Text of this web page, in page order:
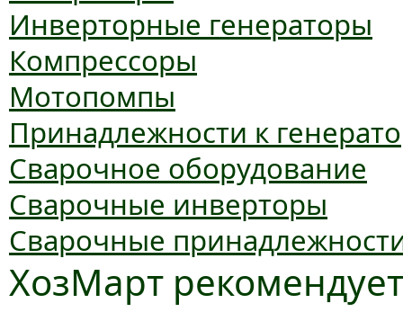
Инверторные генераторы
Компрессоры
Мотопомпы
Принадлежности к
Сварочное оборудование
Сварочные инверторы
Сварочные
ХозМарт рекомендует